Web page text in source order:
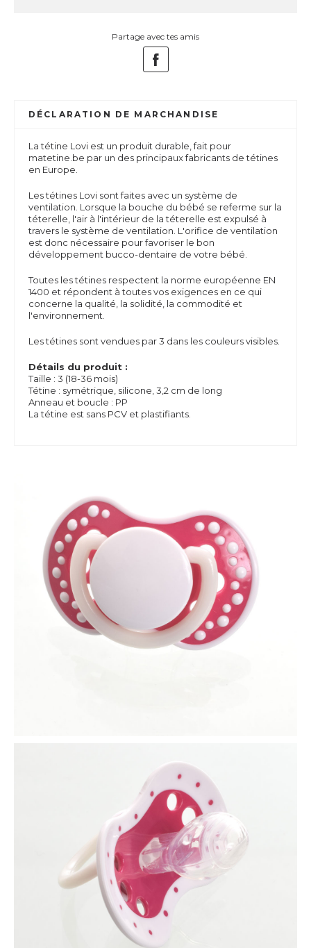
Partage avec tes amis
DÉCLARATION DE MARCHANDISE
La tétine Lovi est un produit durable, fait pour
matetine.be par un des principaux fabricants de tétines
en Europe.
Les tétines Lovi sont faites avec un système de
ventilation. Lorsque la bouche du bébé se referme sur la
téterelle, l'air à l'intérieur de la téterelle est expulsé à
travers le système de ventilation. L'orifice de ventilation
est donc nécessaire pour favoriser le bon
développement bucco-dentaire de votre bébé.
Toutes les tétines respectent la norme européenne EN
1400 et répondent à toutes vos exigences en ce qui
concerne la qualité, la solidité, la commodité et
l'environnement.
Les tétines sont vendues par 3 dans les couleurs visibles.
Détails du produit :
Taille : 3 (18-36 mois)
Tétine : symétrique, silicone, 3,2 cm de long
Anneau et boucle : PP
La tétine est sans PCV et plastifiants.